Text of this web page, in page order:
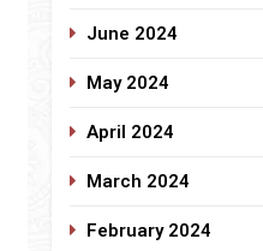
June 2024
May 2024
April 2024
March 2024
February 2024